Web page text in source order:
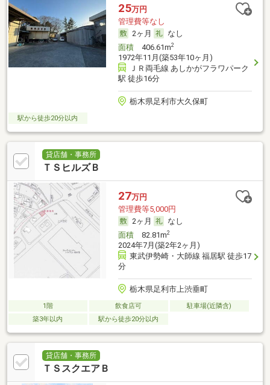
25万円
管理費等なし
2ヶ月
なし
面積406.61m2
1972年11月(築53年10ヶ月)
ＪＲ両毛線 あしかがフラワパーク
駅 徒歩16分
栃木県足利市大久保町
駅から徒歩20分以内
貸店舗・事務所
ＴＳヒルズＢ
27万円
管理費等5,000円
2ヶ月
なし
面積82.81m2
2024年7月(築2年2ヶ月)
東武伊勢崎・大師線 福居駅 徒歩17
分
栃木県足利市上渋垂町
1階 飲食店可
駐車場(近隣含)
築3年以内
駅から徒歩20分以内
貸店舗・事務所
ＴＳスクエアＢ